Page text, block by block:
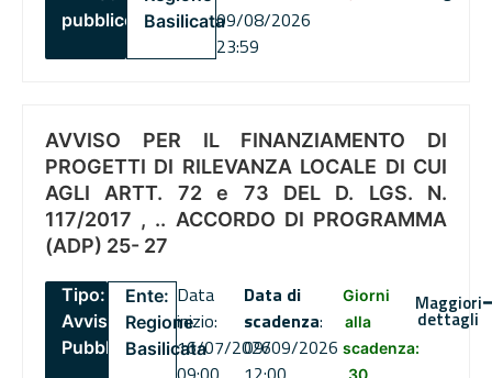
pubblico
Basilicata09/08/2026
23:59
AVVISO PER IL FINANZIAMENTO DI
PROGETTI DI RILEVANZA LOCALE DI CUI
AGLI ARTT. 72 e 73 DEL D. LGS. N.
117/2017 , .. ACCORDO DI PROGRAMMA
(ADP) 25- 27
Tipo:
Avviso
Pubblico
Ente:
Regione
Basilicata
Data
inizio:
16/07/2026
Data di
scadenza:
09/09/2026
Giorni
alla
scadenza:
Maggiori
dettagli